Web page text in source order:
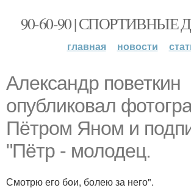
90-60-90 |
главная новости
Александр поветкин
опубликовал
Пётром Яном и
"Пётр - молодец.
Смотрю его бои, болею за него".